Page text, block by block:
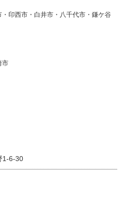
印西市・白井市・八千代市・鎌ケ谷
市
1-6-30